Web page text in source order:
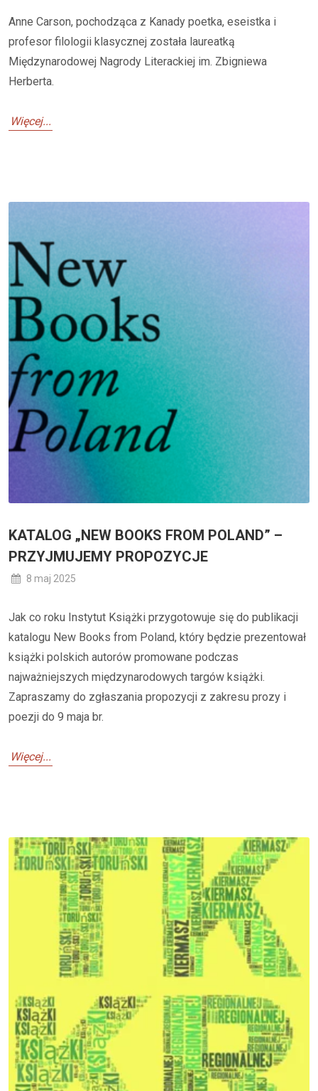
Anne Carson, pochodząca z Kanady poetka, eseistka i
profesor filologii klasycznej została laureatką
Międzynarodowej Nagrody Literackiej im. Zbigniewa
Herberta.
Więcej...
KATALOG „NEW BOOKS FROM POLAND” –
PRZYJMUJEMY PROPOZYCJE
8 maj 2025
Jak co roku Instytut Książki przygotowuje się do publikacji
katalogu New Books from Poland, który będzie prezentował
książki polskich autorów promowane podczas
najważniejszych międzynarodowych targów książki.
Zapraszamy do zgłaszania propozycji z zakresu prozy i
poezji do 9 maja br.
Więcej...